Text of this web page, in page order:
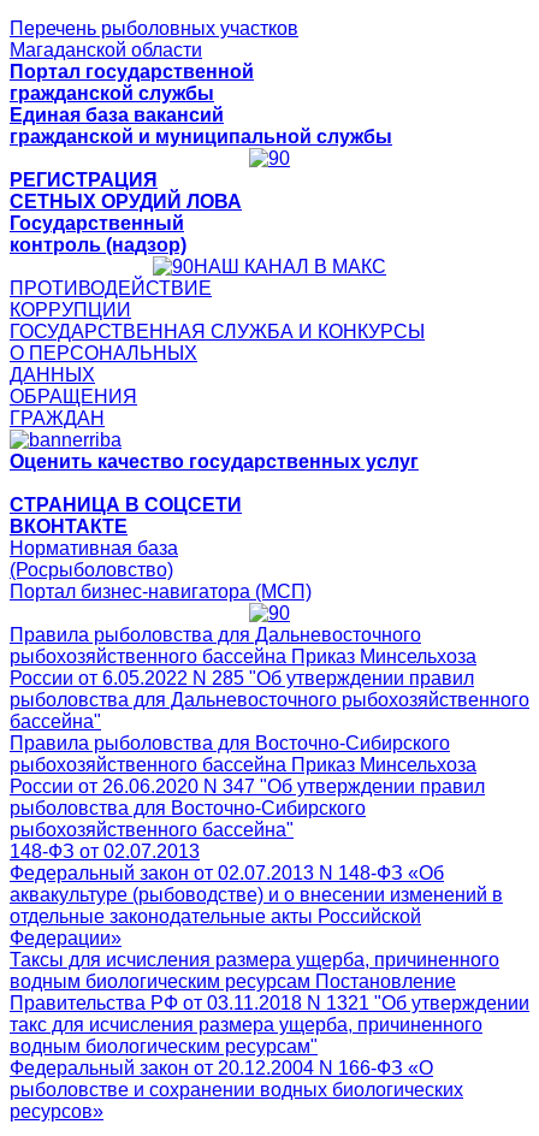
Перечень рыболовных участков
Магаданской области
Портал государственной
гражданской службы
Единая база вакансий
гражданской и муниципальной службы
РЕГИСТРАЦИЯ
СЕТНЫХ ОРУДИЙ ЛОВА
Государственный
контроль (надзор)
НАШ КАНАЛ В МАКС
ПРОТИВОДЕЙСТВИЕ
КОРРУПЦИИ
ГОСУДАРСТВЕННАЯ СЛУЖБА И КОНКУРСЫ
О ПЕРСОНАЛЬНЫХ
ДАННЫХ
ОБРАЩЕНИЯ
ГРАЖДАН
Оценить качество государственных услуг
СТРАНИЦА В СОЦСЕТИ
ВКОНТАКТЕ
Нормативная база
(Росрыболовство)
Портал бизнес-навигатора (МСП)
Правила рыболовства для Дальневосточного
рыбохозяйственного бассейна Приказ Минсельхоза
России от 6.05.2022 N 285 "Об утверждении правил
рыболовства для Дальневосточного рыбохозяйственного
бассейна"
Правила рыболовства для Восточно-Сибирского
рыбохозяйственного бассейна Приказ Минсельхоза
России от 26.06.2020 N 347 "Об утверждении правил
рыболовства для Восточно-Сибирского
рыбохозяйственного бассейна"
148-ФЗ от 02.07.2013
Федеральный закон от 02.07.2013 N 148-ФЗ «Об
аквакультуре (рыбоводстве) и о внесении изменений в
отдельные законодательные акты Российской
Федерации»
Таксы для исчисления размера ущерба, причиненного
водным биологическим ресурсам Постановление
Правительства РФ от 03.11.2018 N 1321 "Об утверждении
такс для исчисления размера ущерба, причиненного
водным биологическим ресурсам"
Федеральный закон от 20.12.2004 N 166-ФЗ «О
рыболовстве и сохранении водных биологических
ресурсов»